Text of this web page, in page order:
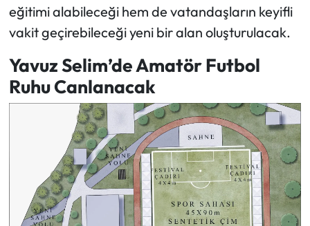
eğitimi alabileceği hem de vatandaşların keyifli
vakit geçirebileceği yeni bir alan oluşturulacak.
Yavuz Selim’de Amatör Futbol
Ruhu Canlanacak